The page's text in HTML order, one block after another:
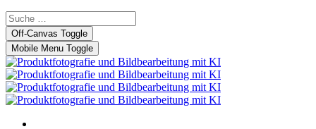
Off-Canvas Toggle
Mobile Menu Toggle